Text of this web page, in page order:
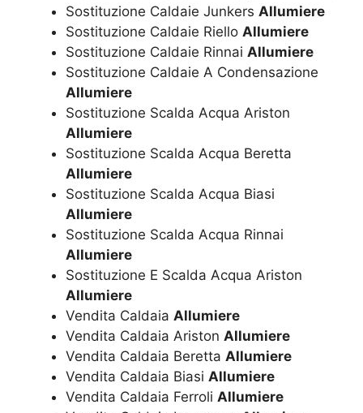
Sostituzione Caldaie Junkers Allumiere
Sostituzione Caldaie Riello Allumiere
Sostituzione Caldaie Rinnai Allumiere
Sostituzione Caldaie A Condensazione
Allumiere
Sostituzione Scalda Acqua Ariston
Allumiere
Sostituzione Scalda Acqua Beretta
Allumiere
Sostituzione Scalda Acqua Biasi
Allumiere
Sostituzione Scalda Acqua Rinnai
Allumiere
Sostituzione E Scalda Acqua Ariston
Allumiere
Vendita Caldaia Allumiere
Vendita Caldaia Ariston Allumiere
Vendita Caldaia Beretta Allumiere
Vendita Caldaia Biasi Allumiere
Vendita Caldaia Ferroli Allumiere